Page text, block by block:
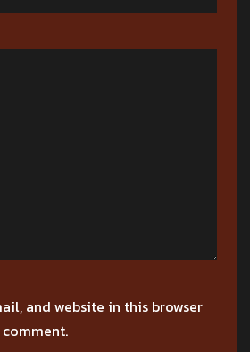
and website in this browser